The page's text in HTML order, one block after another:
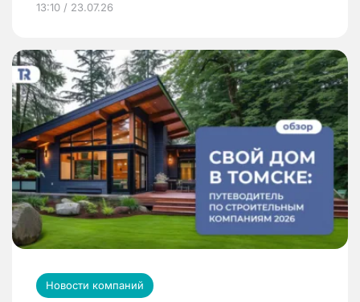
13:10 / 23.07.26
Новости компаний